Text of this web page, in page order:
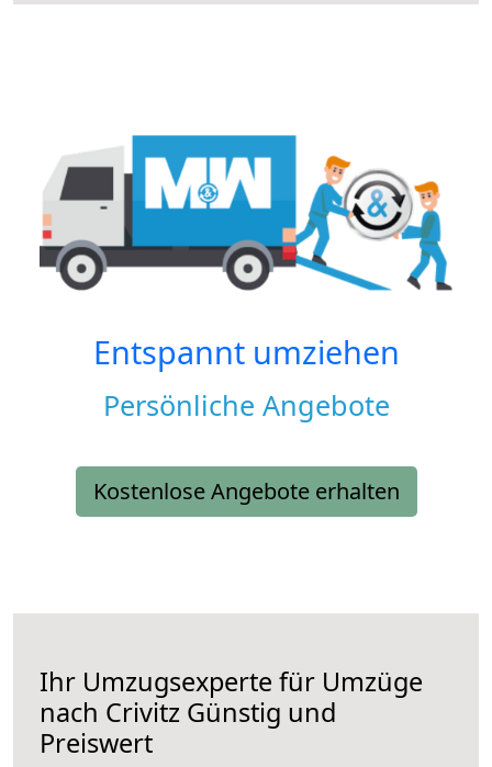
Entspannt umziehen
Persönliche Angebote
Kostenlose Angebote erhalten
Ihr Umzugsexperte für Umzüge
nach Crivitz Günstig und
Preiswert